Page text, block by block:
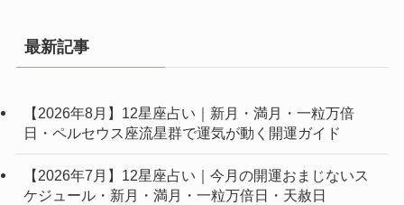
最新記事
【2026年8月】12星座占い｜新月・満月・一粒万倍
日・ペルセウス座流星群で運気が動く開運ガイド
【2026年7月】12星座占い｜今月の開運おまじないス
ケジュール・新月・満月・一粒万倍日・天赦日